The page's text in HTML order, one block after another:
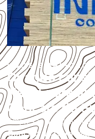
USOS E
Quando
Naval para
Gonçalo do
Empresas que procuram
Gonçalo do Gurgueia